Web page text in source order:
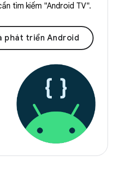
tìm kiếm "Android TV".
phát triển Android